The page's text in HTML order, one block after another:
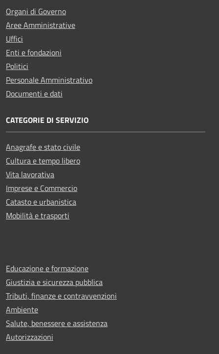
Organi di Governo
Aree Amministrative
Uffici
Enti e fondazioni
Politici
Personale Amministrativo
Documenti e dati
CATEGORIE DI SERVIZIO
Anagrafe e stato civile
Cultura e tempo libero
Vita lavorativa
Imprese e Commercio
Catasto e urbanistica
Mobilità e trasporti
Educazione e formazione
Giustizia e sicurezza pubblica
Tributi, finanze e contravvenzioni
Ambiente
Salute, benessere e assistenza
Autorizzazioni